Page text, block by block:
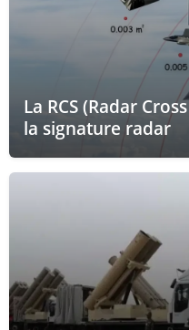
La RCS (Radar
la signature radar